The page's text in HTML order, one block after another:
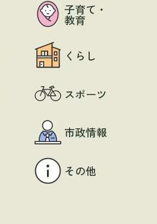
子育て・
教育
くらし
スポーツ
市政情報
その他